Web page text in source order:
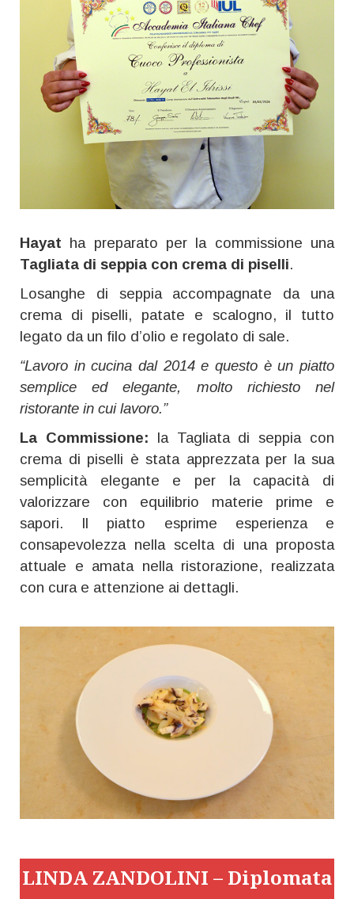
Hayat ha preparato per la commissione una
Tagliata di seppia con crema di piselli.
Losanghe di seppia accompagnate da una
crema di piselli, patate e scalogno, il tutto
legato da un filo d’olio e regolato di sale.
“Lavoro in cucina dal 2014 e questo è un piatto
semplice ed elegante, molto richiesto nel
ristorante in cui lavoro.”
La Commissione: la Tagliata di seppia con
crema di piselli è stata apprezzata per la sua
semplicità elegante e per la capacità di
valorizzare con equilibrio materie prime e
sapori. Il piatto esprime esperienza e
consapevolezza nella scelta di una proposta
attuale e amata nella ristorazione, realizzata
con cura e attenzione ai dettagli.
LINDA ZANDOLINI – Diplomata